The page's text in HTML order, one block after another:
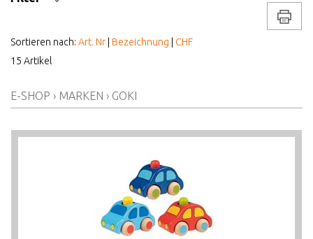
AB WELCHEM ALTER
ALTER AB
PREIS VON BIS
Sortieren nach: Art. Nr Bezeichnung
CHF
15 Artikel
E-SHOP › MARKEN › GOKI